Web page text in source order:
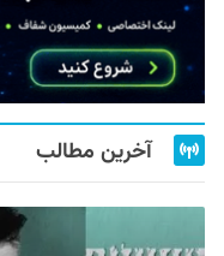
آخرین مطالب